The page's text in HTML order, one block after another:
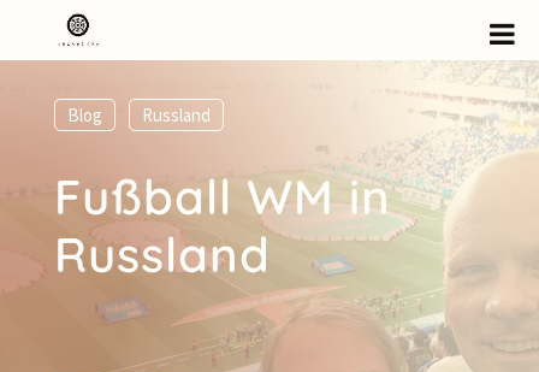
Blog Russland
Fußball WM in
Russland